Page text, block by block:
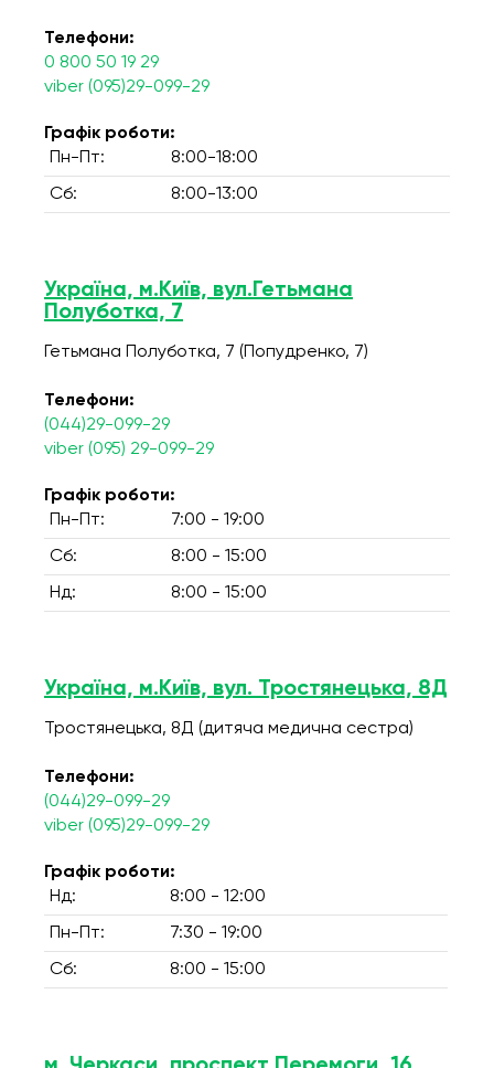
Телефони:
0 800 50 19 29
viber (095)29-099-29
Графік роботи:
Пн-Пт:
8:00-18:00
Сб: 8:00-13:00
Україна, м.Київ, вул.Гетьмана
Полуботка, 7
Гетьмана Полуботка, 7 (Попудренко, 7)
Телефони:
(044)29-099-29
viber (095) 29-099-29
Графік роботи:
Пн-Пт:
7:00 - 19:00
Сб: 8:00 - 15:00
Нд: 8:00 - 15:00
Україна, м.Київ, вул. Тростянецька, 8Д
Тростянецька, 8Д (дитяча медична сестра)
Телефони:
(044)29-099-29
viber (095)29-099-29
Графік роботи:
Нд:
8:00 - 12:00
Пн-Пт: 7:30 - 19:00
Сб: 8:00 - 15:00